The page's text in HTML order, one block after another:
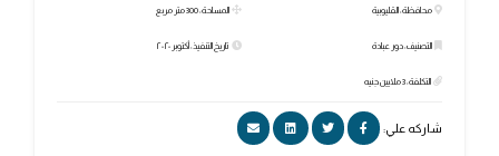
محافظة: القليوبية
التصنيف: دور عبادة
التكلفة: 3 ملايين جنيه
المساحة: 300 متر مربع
تاريخ التنفيذ: أكتوبر ٢٠٢٠
شاركه علي: